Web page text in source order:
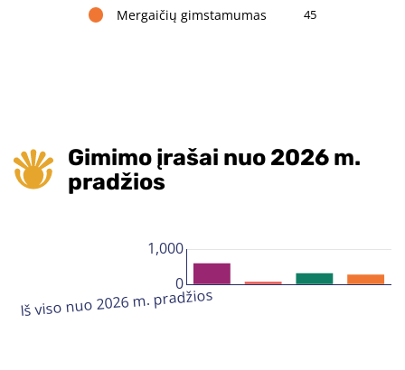
Mergaičių gimstamumas 45
Gimimo įrašai nuo 2026 m.
pradžios